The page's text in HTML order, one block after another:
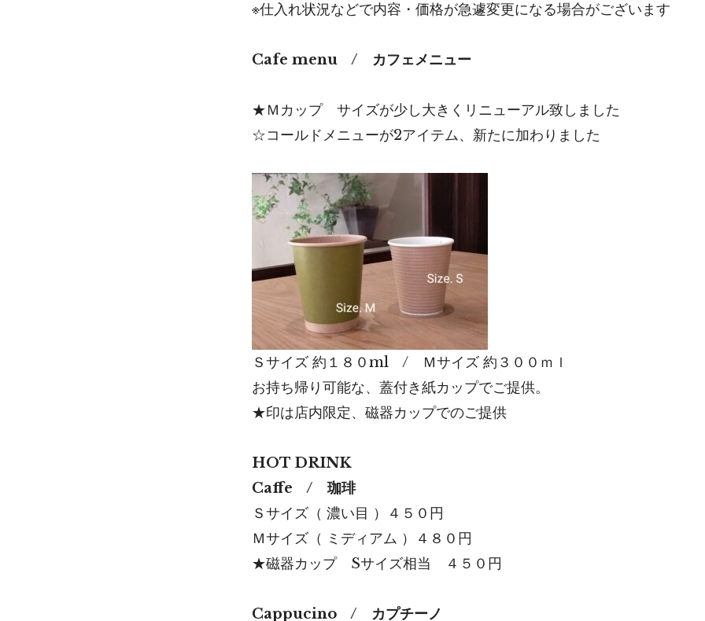
※仕入れ状況などで内容・価格が急遽変更になる場合がございます
Cafe menu / カフェメニュー
★Ｍカップ サイズが少し大きくリニューアル致しました
☆コールドメニューが2アイテム、新たに加わりました
Ｓサイズ 約１８０ml / Ｍサイズ 約３００ｍｌ
お持ち帰り可能な、蓋付き紙カップでご提供。
★印は店内限定、磁器カップでのご提供
HOT DRINK
Caffe / 珈琲
Ｓサイズ（ 濃い目 ）４５０円
Ｍサイズ（ ミディアム ）４８０円
★磁器カップ Sサイズ相当 ４５０円
Cappucino / カプチーノ